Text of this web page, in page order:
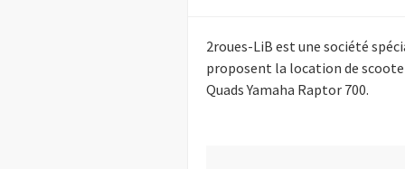
2roues-LiB est une société
proposent la location de
Quads Yamaha Raptor 700.